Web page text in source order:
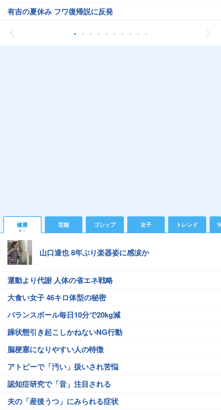
有吉の夏休み フワ復帰説に反発
健康 芸能 ゴシップ 女子 トレンド
山口達也 8年ぶり楽器姿に感涙か
運動より代謝 人体の省エネ戦略
大食い女子 46キロ体型の秘密
バランスボール毎日10分で20kg減
躁状態引き起こしかねないNG行動
脳梗塞になりやすい人の特徴
アトピーで「汚い」扱いされ苦悩
認知症研究で「音」注目される
夫の「産後うつ」にみられる症状